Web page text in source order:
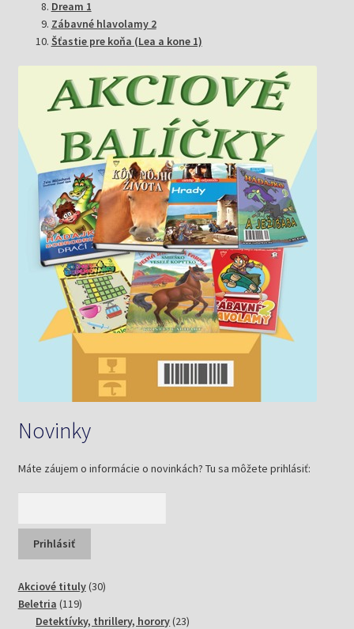
Dream 1
Zábavné hlavolamy 2
Šťastie pre koňa (Lea a kone 1)
Novinky
Máte záujem o informácie o novinkách? Tu sa môžete prihlásiť:
Akciové tituly 3030
Beletria 119119
produktov
Detektívky, thrillery, horory 2323